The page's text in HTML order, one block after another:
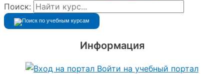
Поиск:
Информация
Войти на учебный портал